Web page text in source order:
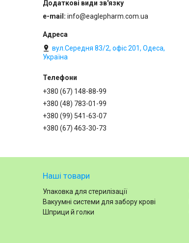
e-mail info@eaglepharm.com.ua
вул.Середня 83/2, офіс 201, Одеса,
Україна
+380 (67) 148-88-99
+380 (48) 783-01-99
+380 (99) 541-63-07
+380 (67) 463-30-73
Наші товари
Упаковка для стерилізації
Вакуумні системи для забору крові
Шприци й голки